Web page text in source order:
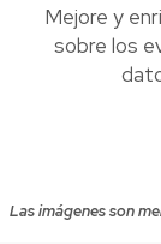
Mejore y
sobre los
Las imágenes son